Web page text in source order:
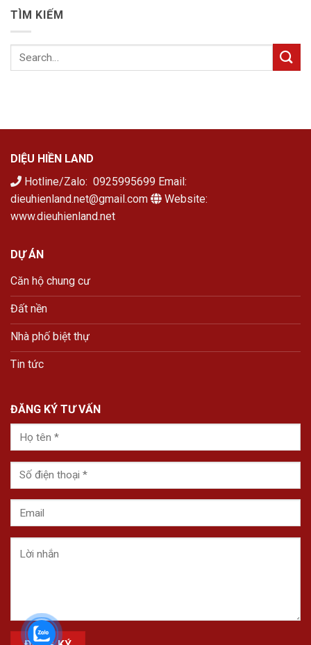
TÌM KIẾM
DIỆU HIỀN LAND
Hotline/Zalo: 0925995699 Email:
dieuhienland.net@gmail.com
Website:
www.dieuhienland.net
DỰ ÁN
Căn hộ chung cư
Đất nền
Nhà phố biệt thự
Tin tức
ĐĂNG KÝ TƯ VẤN